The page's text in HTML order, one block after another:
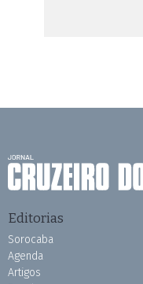
Editorias
Sorocaba
Agenda
Artigos